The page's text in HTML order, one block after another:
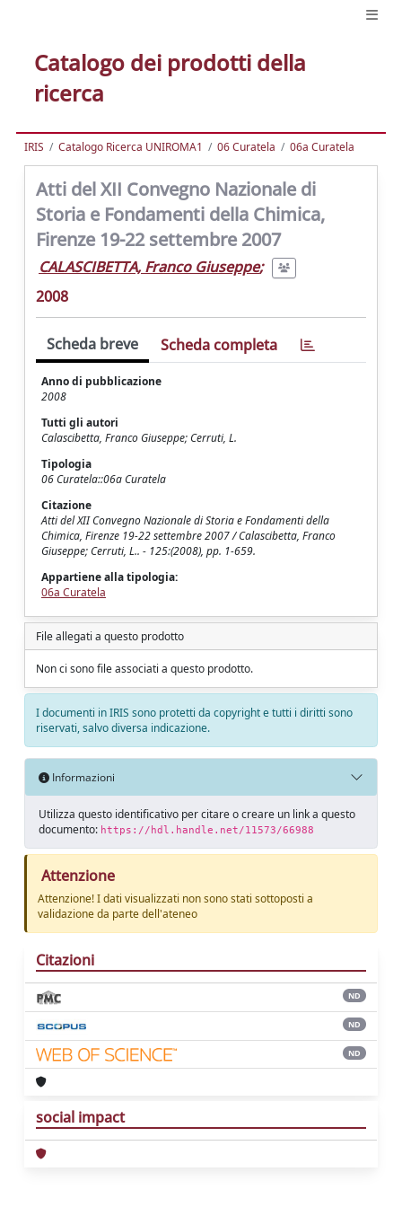
Catalogo dei prodotti della
ricerca
IRIS Catalogo Ricerca UNIROMA1 06 Curatela 06a Curatela
Atti del XII Convegno Nazionale di
Storia e Fondamenti della Chimica,
Firenze 19-22 settembre 2007
CALASCIBETTA, Franco Giuseppe;
2008
Scheda breve Scheda completa
Anno di pubblicazione
2008
Tutti gli autori
Calascibetta, Franco Giuseppe; Cerruti, L.
Tipologia
06 Curatela::06a Curatela
Citazione
Atti del XII Convegno Nazionale di Storia e Fondamenti della
Chimica, Firenze 19-22 settembre 2007 / Calascibetta, Franco
Giuseppe; Cerruti, L.. - 125:(2008), pp. 1-659.
Appartiene alla tipologia:
06a Curatela
File allegati a questo prodotto
Non ci sono file associati a questo prodotto.
I documenti in IRIS sono protetti da copyright e tutti i diritti sono
riservati, salvo diversa indicazione.
Informazioni
Utilizza questo identificativo per citare o creare un link a questo
documento: https://hdl.handle.net/11573/66988
Attenzione
Attenzione! I dati visualizzati non sono stati sottoposti a
validazione da parte dell'ateneo
Citazioni
ND
ND
ND
social impact